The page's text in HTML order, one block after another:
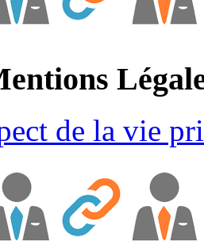
de la vie